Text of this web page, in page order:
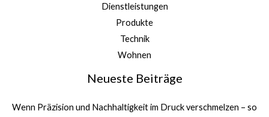
Dienstleistungen
Produkte
Technik
Wohnen
Neueste Beiträge
Wenn Präzision und Nachhaltigkeit im Druck verschmelzen – so